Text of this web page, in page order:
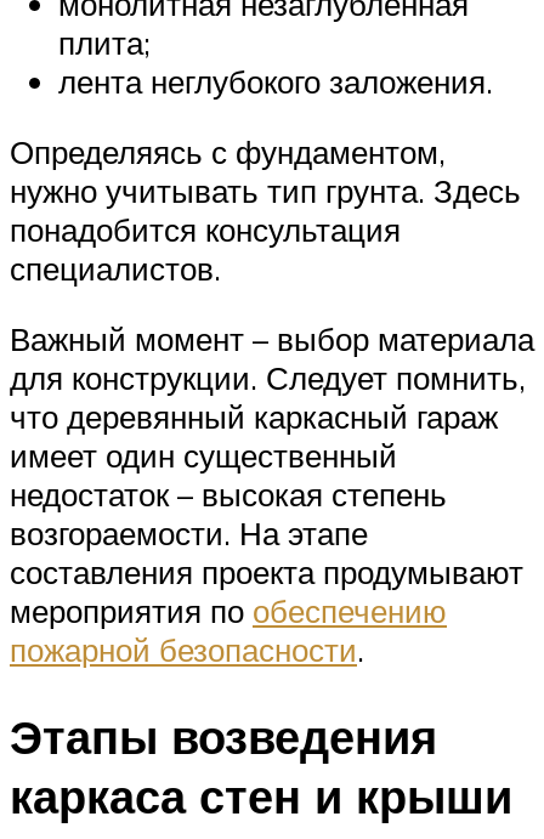
плита;
лента неглубокого заложения.
Определяясь с фундаментом,
нужно учитывать тип грунта. Здесь
понадобится консультация
специалистов.
Важный момент – выбор материала
для конструкции. Следует помнить,
что деревянный каркасный гараж
имеет один существенный
недостаток – высокая степень
возгораемости. На этапе
составления проекта продумывают
мероприятия по обеспечению
пожарной безопасности.
Этапы возведения
каркаса стен и крыши